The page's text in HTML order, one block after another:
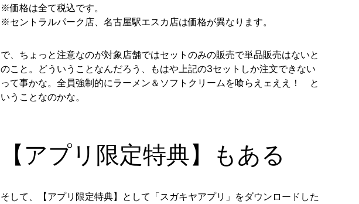
※価格は全て税込です。
※セントラルパーク店、名古屋駅エスカ店は価格が異なります。
で、ちょっと注意なのが対象店舗ではセットのみの販売で単品販売はないと
のこと。どういうことなんだろう、もはや上記の3セットしか注文できない
って事かな。全員強制的にラーメン＆ソフトクリームを喰らえェええ！ と
いうことなのかな。
【アプリ限定特典】もある
そして、【アプリ限定特典】として「スガキヤアプリ」をダウンロードした